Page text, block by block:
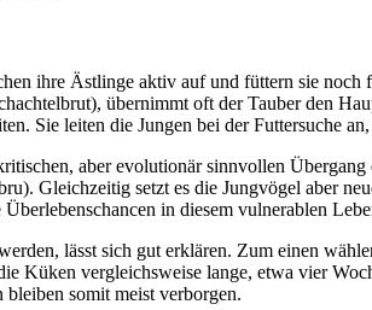
ihre Ästlinge aktiv auf und füttern sie
übernimmt oft der Tauber den
Sie leiten die Jungen bei der Futtersuche
aber evolutionär sinnvollen
Gleichzeitig setzt es die Jungvögel aber
in diesem vulnerablen
lässt sich gut erklären. Zum einen
Küken vergleichsweise lange, etwa vier
somit meist verborgen.